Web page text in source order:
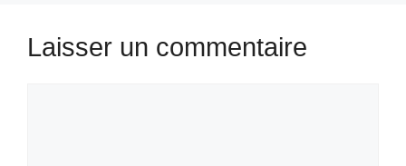
Laisser un commentaire